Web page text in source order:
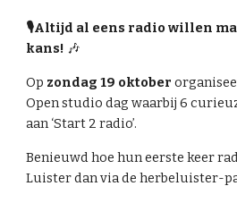
🎙️Altijd al eens radio willen
kans! 🎶
Op zondag 19 oktober
Open studio dag waarbij 6
aan ‘Start 2 radio’.
Benieuwd hoe hun eerste keer
Luister dan via de herbeluister-